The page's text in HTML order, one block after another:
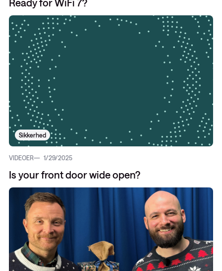
Ready for WiFi 7?
Sikkerhed
VIDEOER 1/29/2025
Is your front door wide open?